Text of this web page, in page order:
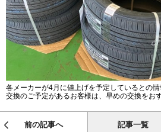
各メーカーが4月に値上げを予定しているとの情
交換のご予定があるお客様は、早めの交換をお
前の記事へ 記事一覧